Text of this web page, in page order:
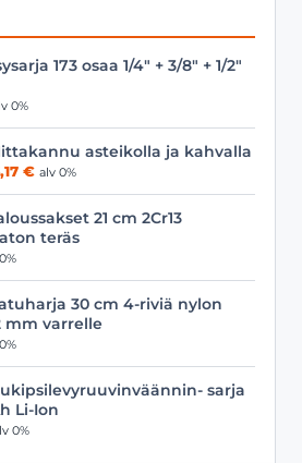
173 osaa 1/4" + 3/8" + 1/2"
0%
asteikolla ja kahvalla
€Hintaluokka:
6,17 €
alv 0%
21 cm 2Cr13
teräs
30 cm 4-riviä nylon
mm varrelle
sarja
Li-Ion
0%